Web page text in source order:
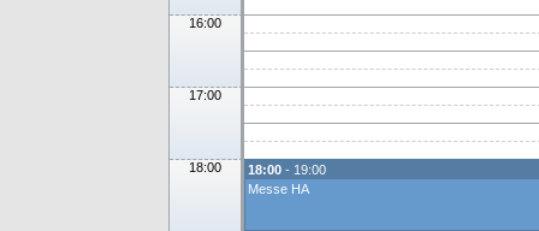
16:00
17:00
18:00 18:00 - 19:00
Messe HA